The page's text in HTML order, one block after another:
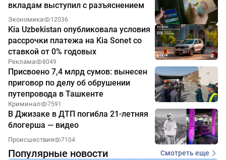
вкладам выступил с разъяснением
Экономика 12036
Kia Uzbekistan опубликовала условия
рассрочки платежа на Kia Sonet со
ставкой от 0% годовых
Реклама 8049
Присвоено 7,4 млрд сумов: вынесен
приговор по делу об обрушении
путепровода в Ташкенте
Криминал 7591
В Джизаке в ДТП погибла 21-летняя
блогерша — видео
Происшествия 7104
Популярные новости Смотреть еще